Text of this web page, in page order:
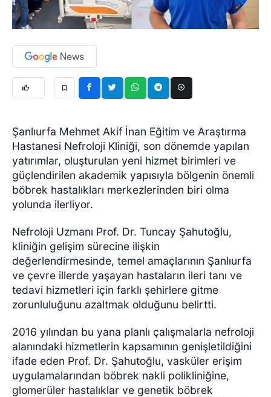
Şanlıurfa Mehmet Akif İnan Eğitim ve Araştırma
Hastanesi Nefroloji Kliniği, son dönemde yapılan
yatırımlar, oluşturulan yeni hizmet birimleri ve
güçlendirilen akademik yapısıyla bölgenin önemli
böbrek hastalıkları merkezlerinden biri olma
yolunda ilerliyor.
Nefroloji Uzmanı Prof. Dr. Tuncay Şahutoğlu,
kliniğin gelişim sürecine ilişkin
değerlendirmesinde, temel amaçlarının Şanlıurfa
ve çevre illerde yaşayan hastaların ileri tanı ve
tedavi hizmetleri için farklı şehirlere gitme
zorunluluğunu azaltmak olduğunu belirtti.
2016 yılından bu yana planlı çalışmalarla nefroloji
alanındaki hizmetlerin kapsamının genişletildiğini
ifade eden Prof. Dr. Şahutoğlu, vasküler erişim
uygulamalarından böbrek nakli polikliniğine,
glomerüler hastalıklar ve genetik böbrek